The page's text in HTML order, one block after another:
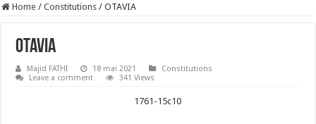
Home / Constitutions / OTAVIA
OTAVIA
Majid FATHI 18 mai 2021
Constitutions
Leave a comment
341 Views
1761-15c10